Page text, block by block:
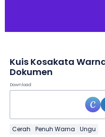
Kuis Kosakata
Dokumen
Download
Cerah Penuh Warna Ungu